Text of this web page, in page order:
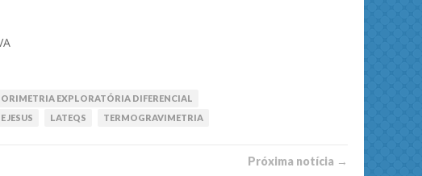
EXPLORATÓRIA DIFERENCIAL
JESUS LATEQS TERMOGRAVIMETRIA
Próxima notí­­cia →